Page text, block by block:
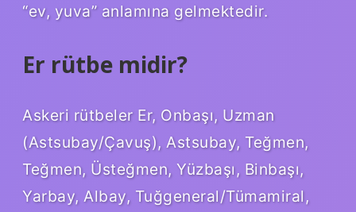
“ev, yuva” anlamına gelmektedir.
Er rütbe midir?
Askeri rütbeler Er, Onbaşı, Uzman
(Astsubay/Çavuş), Astsubay, Teğmen,
Teğmen, Üsteğmen, Yüzbaşı, Binbaşı,
Yarbay, Albay, Tuğgeneral/Tümamiral,